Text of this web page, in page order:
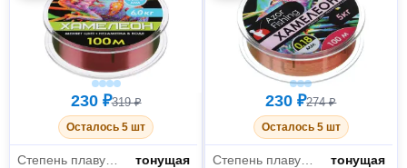
230 ₽319 ₽
Осталось 5 шт
тонущая
230 ₽274 ₽
Осталось 5 шт
Степень плавучести
тонущая